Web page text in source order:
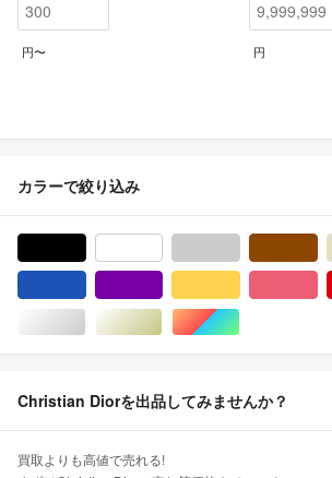
円〜 円
カラーで絞り込み
シルバー/銀色系ゴールド/金色系マルチカラー
Christian Diorを出品してみませんか？
買取よりも高値で売れる!